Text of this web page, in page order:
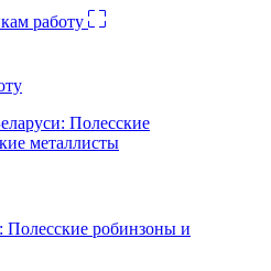
Полесские робинзоны и